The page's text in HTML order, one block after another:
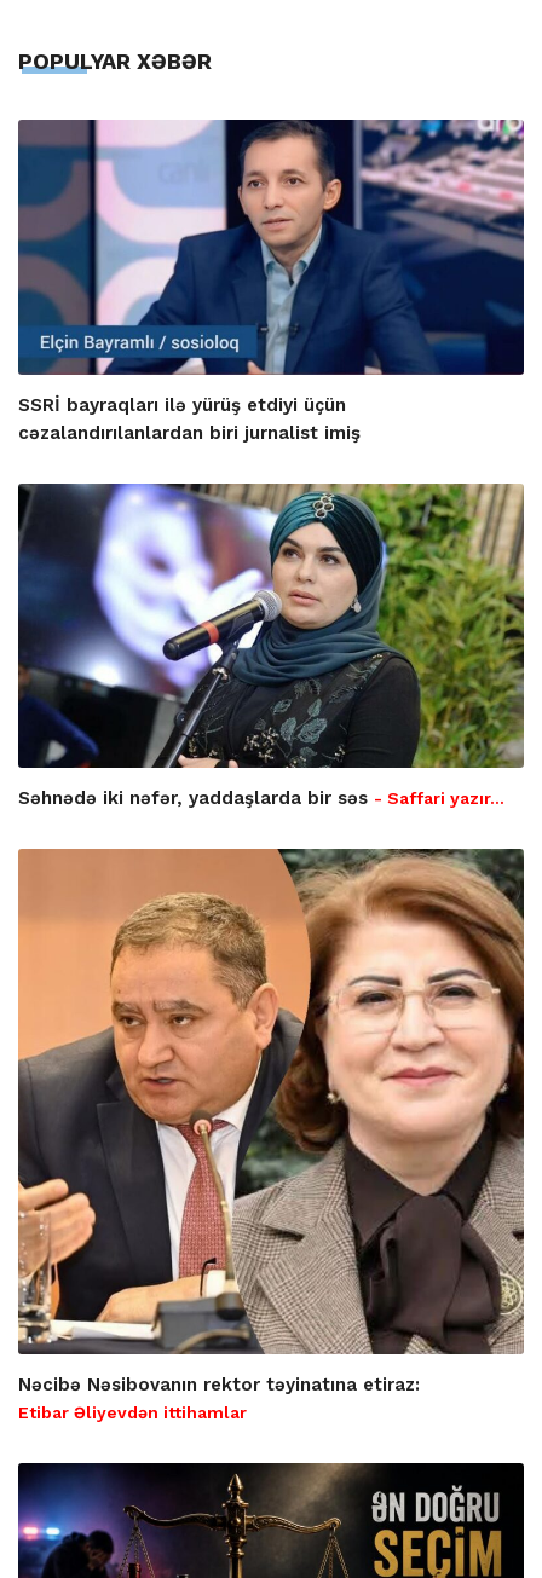
POPULYAR XƏBƏR
SSRİ bayraqları ilə yürüş etdiyi üçün
cəzalandırılanlardan biri jurnalist imiş
Səhnədə iki nəfər, yaddaşlarda bir səs - Saffari yazır…
Nəcibə Nəsibovanın rektor təyinatına etiraz:
Etibar Əliyevdən ittihamlar